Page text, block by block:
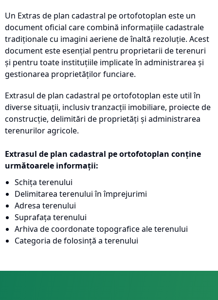
Un Extras de plan cadastral pe ortofotoplan este un
document oficial care combină informațiile cadastrale
tradiționale cu imagini aeriene de înaltă rezoluție. Acest
document este esențial pentru proprietarii de terenuri
și pentru toate instituțiile implicate în administrarea și
gestionarea proprietăților funciare.
Extrasul de plan cadastral pe ortofotoplan este util în
diverse situații, inclusiv tranzacții imobiliare, proiecte de
construcție, delimitări de proprietăți și administrarea
terenurilor agricole.
Extrasul de plan cadastral pe ortofotoplan conține
următoarele informații:
Schița terenului
Delimitarea terenului în împrejurimi
Adresa terenului
Suprafața terenului
Arhiva de coordonate topografice ale terenului
Categoria de folosință a terenului